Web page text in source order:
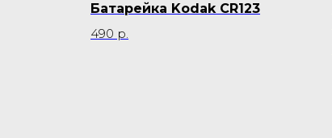
Батарейка Kodak CR123
490 р.